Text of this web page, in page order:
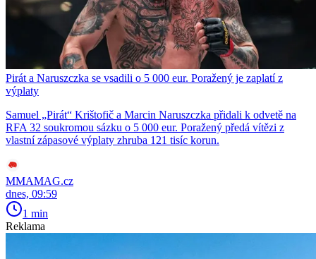
Pirát a Naruszczka se vsadili o 5 000 eur. Poražený je zaplatí z
výplaty
Samuel „Pirát“ Krištofič a Marcin Naruszczka přidali k odvetě na
RFA 32 soukromou sázku o 5 000 eur. Poražený předá vítězi z
vlastní zápasové výplaty zhruba 121 tisíc korun.
MMAMAG.cz
dnes, 09:59
1 min
Reklama